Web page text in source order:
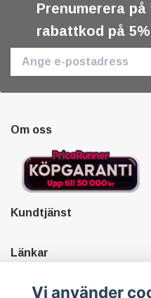
Prenumerera
rabattkod på
Om oss
Kundtjänst
Länkar
Sociala medier
Vi använder